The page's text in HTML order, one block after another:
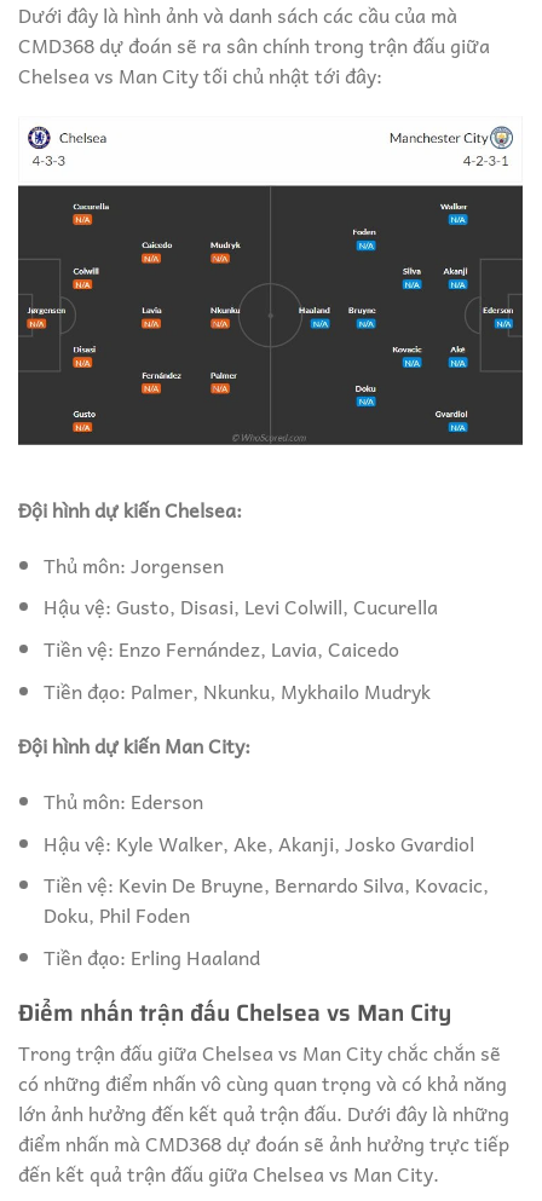
Dưới đây là hình ảnh và danh sách các cầu của mà
CMD368 dự đoán sẽ ra sân chính trong trận đấu giữa
Chelsea vs Man City tối chủ nhật tới đây:
Đội hình dự kiến Chelsea:
Thủ môn: Jorgensen
Hậu vệ: Gusto, Disasi, Levi Colwill, Cucurella
Tiền vệ: Enzo Fernández, Lavia, Caicedo
Tiền đạo: Palmer, Nkunku, Mykhailo Mudryk
Đội hình dự kiến Man City:
Thủ môn: Ederson
Hậu vệ: Kyle Walker, Ake, Akanji, Josko Gvardiol
Tiền vệ: Kevin De Bruyne, Bernardo Silva, Kovacic,
Doku, Phil Foden
Tiền đạo: Erling Haaland
Điểm nhấn trận đấu Chelsea vs Man City
Trong trận đấu giữa Chelsea vs Man City chắc chắn sẽ
có những điểm nhấn vô cùng quan trọng và có khả năng
lớn ảnh hưởng đến kết quả trận đấu. Dưới đây là những
điểm nhấn mà CMD368 dự đoán sẽ ảnh hưởng trực tiếp
đến kết quả trận đấu giữa Chelsea vs Man City.